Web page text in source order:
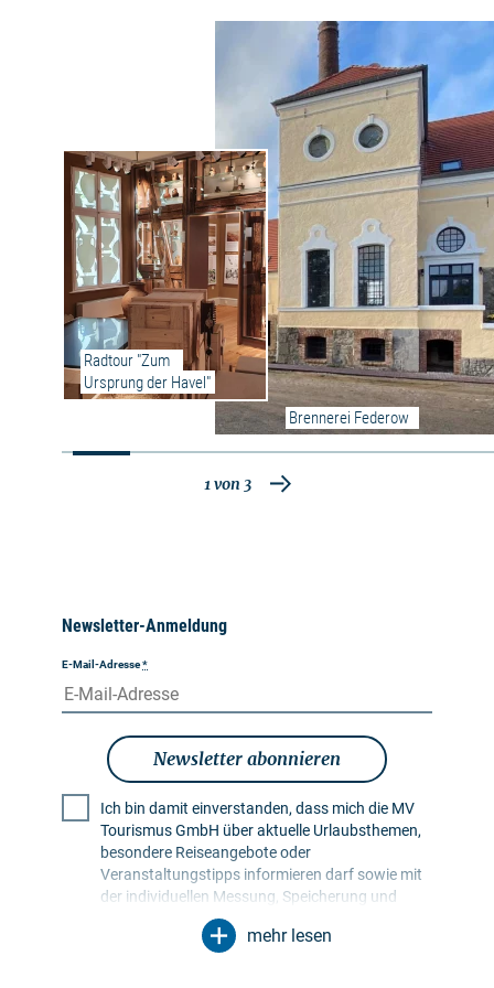
Radtour "Zum
Ursprung der Havel"
Brennerei Federow
1 von 3
Newsletter-Anmeldung
E-Mail-Adresse*
Newsletter abonnieren
Ich bin damit einverstanden, dass mich die MV
Tourismus GmbH über aktuelle Urlaubsthemen,
besondere Reiseangebote oder
Veranstaltungstipps informieren darf sowie mit
der individuellen Messung, Speicherung und
Auswertung von Öffnungs- und Klickraten in
Empfängerprofilen zu Zwecken der Gestaltung
mehr lesen